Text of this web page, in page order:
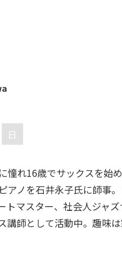
日
憧れ16歳でサックスを始
アノを石井永子氏に師事
マスター、社会人ジャズ
師として活動中。趣味は